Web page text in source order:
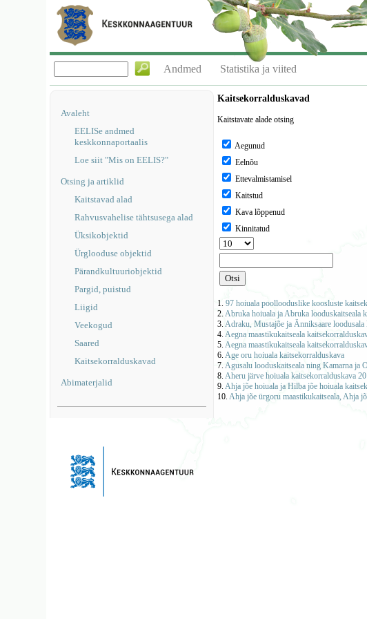
Andmed Statistika ja viited
Avaleht
EELISe andmed
keskkonnaportaalis
Loe siit "Mis on EELIS?"
Otsing ja artiklid
Kaitstavad alad
Rahvusvahelise tähtsusega alad
Üksikobjektid
Ürglooduse objektid
Pärandkultuuriobjektid
Pargid, puistud
Liigid
Veekogud
Saared
Kaitsekorralduskavad
Abimaterjalid
Kaitsekorralduskavad
Kaitstavate alade otsing
Aegunud
Eelnõu
Ettevalmistamisel
Kaitstud
Kava lõppenud
Kinnitatud
1.97 hoiuala poollooduslike koosluste
2.Abruka hoiuala ja Abruka looduskaitseala
3.Adraku, Mustajõe ja Änniksaare loodusala
4.Aegna maastikukaitseala
5.Aegna maastikukaitseala
6.Age oru hoiuala kaitsekorralduskava
7.Agusalu looduskaitseala ning Kamarna ja
8.Aheru järve hoiuala kaitsekorralduskava
9.Ahja jõe hoiuala ja Hilba jõe hoiuala
10.Ahja jõe ürgoru maastikukaitseala, Ahja